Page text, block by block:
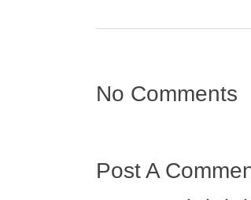
No Comments
Post A